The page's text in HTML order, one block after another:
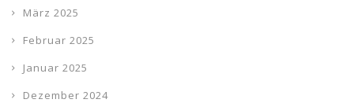
März 2025
Februar 2025
Januar 2025
Dezember 2024